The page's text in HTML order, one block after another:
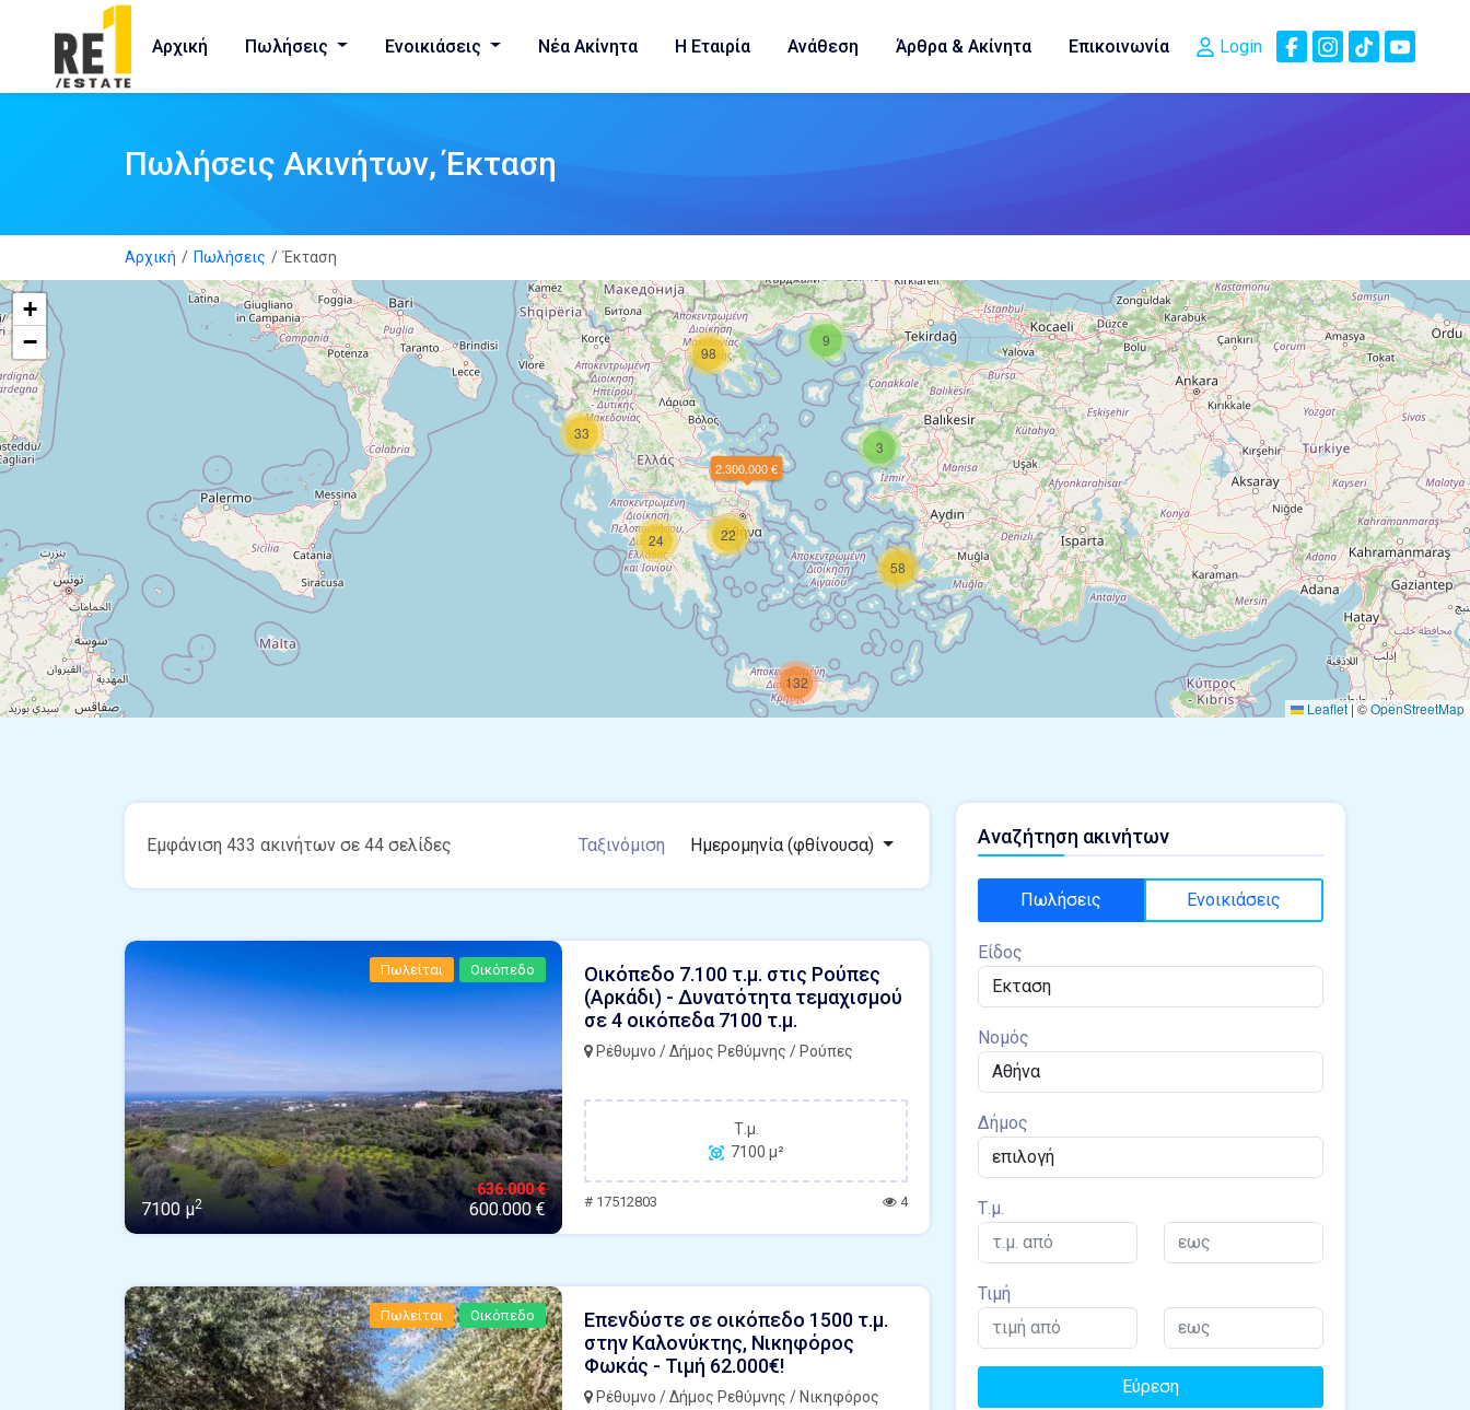
Αρχική Πωλήσεις Ενοικιάσεις Νέα Ακίνητα Η Εταιρία Ανάθεση Άρθρα & Ακίνητα Επικοινωνία Login
Πωλήσεις Ακινήτων, Έκταση
Αρχική Πωλήσεις Έκταση
58
3
33
24
9
98
22
132
2.300.000 €
+
−
Leaflet |©OpenStreetMap
Εμφάνιση 433 ακινήτων σε 44 σελίδες Ταξινόμιση Ημερομηνία (φθίνουσα)
Πωλείται Οικόπεδο
7100 μ2
636.000 €
600.000 €
Οικόπεδο 7.100 τ.μ. στις Ρούπες
(Αρκάδι) - Δυνατότητα τεμαχισμού
σε 4 οικόπεδα 7100 τ.μ.
Ρέθυμνο / Δήμος Ρεθύμνης / Ρούπες
Τ.μ.
7100 μ²
# 17512803 4
Πωλείται Οικόπεδο
Επενδύστε σε οικόπεδο 1500 τ.μ.
στην Καλονύκτης, Νικηφόρος
Φωκάς - Τιμή 62.000€!
Ρέθυμνο / Δήμος Ρεθύμνης / Νικηφόρος
Αναζήτηση ακινήτων
Πωλήσεις Ενοικιάσεις
Είδος
Νομός
Δήμος
Τ.μ.
Τιμή
Εύρεση